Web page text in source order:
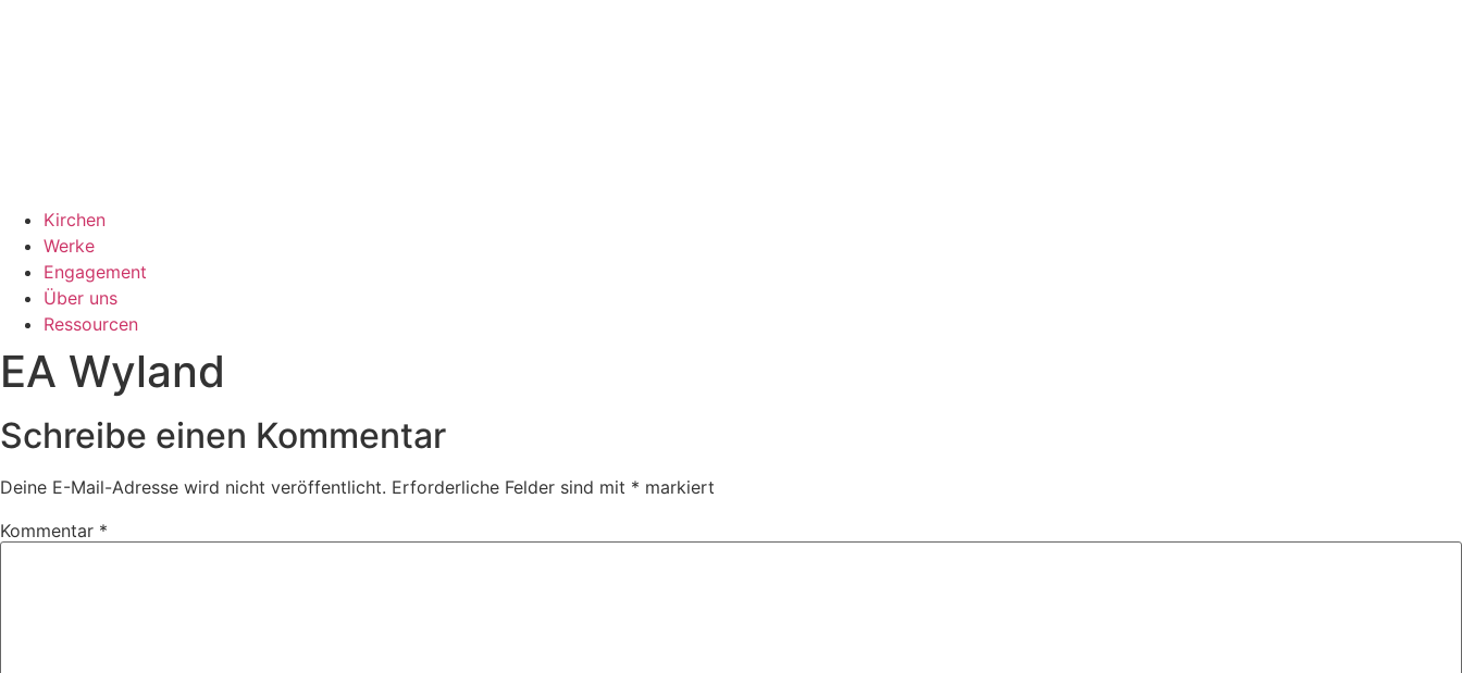
Kirchen
Werke
Engagement
Über uns
Ressourcen
EA Wyland
Schreibe einen Kommentar
Deine E-Mail-Adresse wird nicht veröffentlicht. Erforderliche Felder sind mit * markiert
Kommentar *